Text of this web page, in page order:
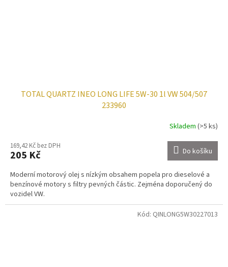
TOTAL QUARTZ INEO LONG LIFE 5W-30 1l VW 504/507
233960
Skladem (>5 ks)
169,42 Kč bez DPH
205 Kč Do košíku
Moderní motorový olej s nízkým obsahem popela pro dieselové a
benzínové motory s filtry pevných částic. Zejména doporučený do
vozidel VW.
Kód: QINLONG5W30227013